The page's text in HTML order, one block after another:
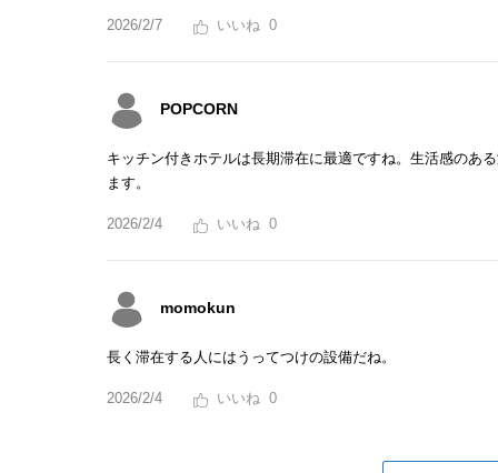
2026/2/7 0
POPCORN
キッチン付きホテルは長期滞在に最適ですね。生活感のあ
ます。
2026/2/4 0
momokun
長く滞在する人にはうってつけの設備だね。
2026/2/4 0